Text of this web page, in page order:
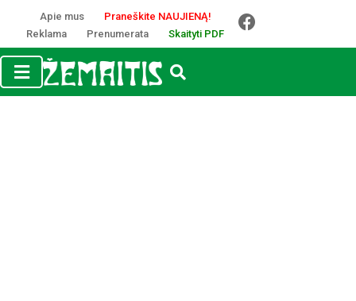
Apie mus
Praneškite NAUJIENĄ!
Reklama
Prenumerata Skaityti PDF